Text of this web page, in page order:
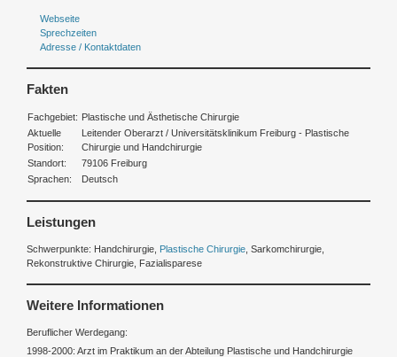
Webseite
Sprechzeiten
Adresse / Kontaktdaten
Fakten
Fachgebiet: Plastische und Ästhetische Chirurgie
Aktuelle
Position:
Leitender Oberarzt / Universitätsklinikum Freiburg - Plastische
Chirurgie und Handchirurgie
Standort:
79106 Freiburg
Sprachen:
Deutsch
Leistungen
Schwerpunkte: Handchirurgie, Plastische Chirurgie , Sarkomchirurgie,
Rekonstruktive Chirurgie, Fazialisparese
Weitere Informationen
Beruflicher Werdegang:
1998-2000: Arzt im Praktikum an der Abteilung Plastische und Handchirurgie